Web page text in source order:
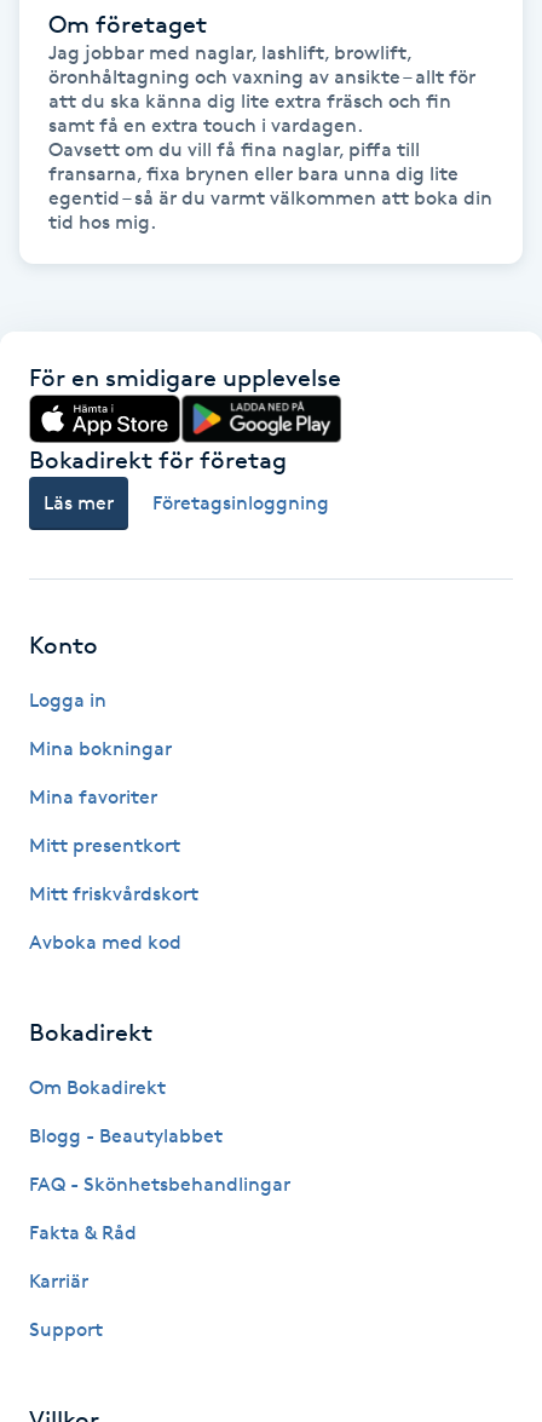
Huduppstramning
Hudvård
Hyaluronsyra
Hyperhidros
Hårbottenbehandling
Hårförlängning
Hälsprickor
Idrottsmassage
IPL
Japansk massage
K18
Kemisk peeling
Om företaget
Jag jobbar med naglar, lashlift, browlift,
öronhåltagning och vaxning av ansikte – allt för
att du ska känna dig lite extra fräsch och fin
samt få en extra touch i vardagen.
Oavsett om du vill få fina naglar, piffa till
fransarna, fixa brynen eller bara unna dig lite
egentid – så är du varmt välkommen att boka din
tid hos mig.
För en smidigare upplevelse
Bokadirekt för företag
Läs mer Företagsinloggning
Konto
Logga in
Mina bokningar
Mina favoriter
Mitt presentkort
Mitt friskvårdskort
Avboka med kod
Bokadirekt
Om Bokadirekt
Blogg - Beautylabbet
FAQ - Skönhetsbehandlingar
Fakta & Råd
Karriär
Support